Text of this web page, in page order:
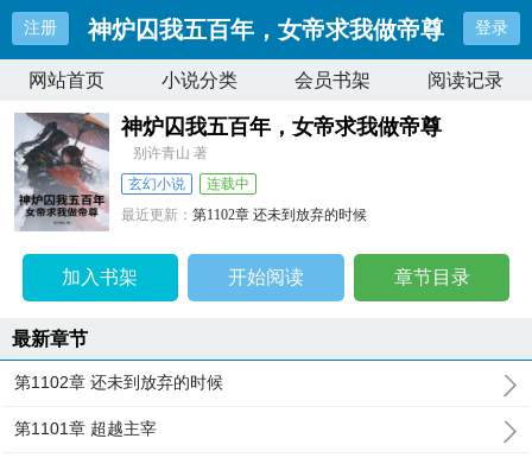
注册 神炉囚我五百年，女帝求我做帝尊 登录
网站首页 小说分类 会员书架 阅读记录
神炉囚我五百年，女帝求我做帝尊
别许青山 著
玄幻小说
连载中
最近更新：第1102章 还未到放弃的时候
加入书架 开始阅读 章节目录
最新章节
第1102章 还未到放弃的时候
第1101章 超越主宰